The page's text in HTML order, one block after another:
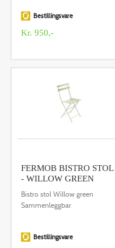
Bestillingsvare
Kr. 950,-
FERMOB BISTRO STOL
- WILLOW GREEN
Bistro stol Willow green
Sammenleggbar
Bestillingsvare